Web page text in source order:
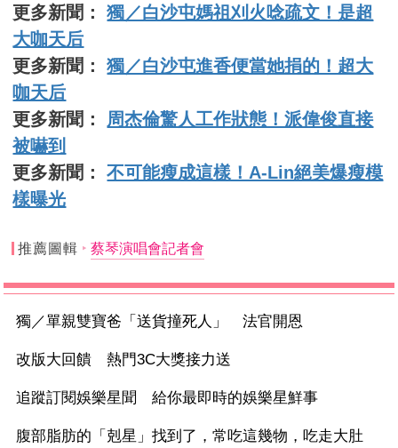
更多新聞：獨／白沙屯媽祖刈火唸疏文！是超
大咖天后
更多新聞：獨／白沙屯進香便當她捐的！超大
咖天后
更多新聞： 周杰倫驚人工作狀態！派偉俊直接
被嚇到
更多新聞：不可能瘦成這樣！A-Lin絕美爆瘦模
樣曝光
推薦圖輯 蔡琴演唱會記者會
獨／單親雙寶爸「送貨撞死人」 法官開恩
改版大回饋 熱門3C大獎接力送
追蹤訂閱娛樂星聞 給你最即時的娛樂星鮮事
腹部脂肪的「剋星」找到了，常吃這幾物，吃走大肚